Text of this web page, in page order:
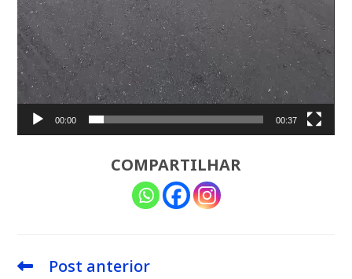
00:00 00:37
COMPARTILHAR
Leia
Post anterior